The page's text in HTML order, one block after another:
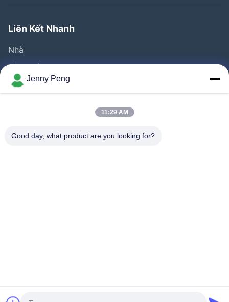
Liên Kết Nhanh
Nhà
Sản Phẩm
Video
Kiểm Soát Chất Lượng
©2025- Shenzhen Xinhaisen Technology Limited. Tất cả các quyền được
Jenny Peng
11:29 AM
Good day, what product are you looking for?